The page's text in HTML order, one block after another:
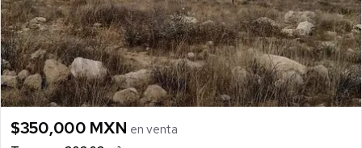
$350,000 MXN en venta